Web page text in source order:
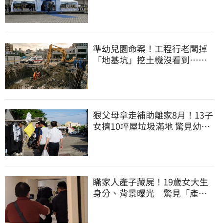
準幼兒園命案！工程行老闆掉
「地基坑」挖土機沒看到…下
狠父母拿走補助離家8月！13子
女擠10坪屋垃圾滿地 驚見幼童
瞞家人產子藏屍！19歲女大生
身分、背景曝光 驚見「產檢